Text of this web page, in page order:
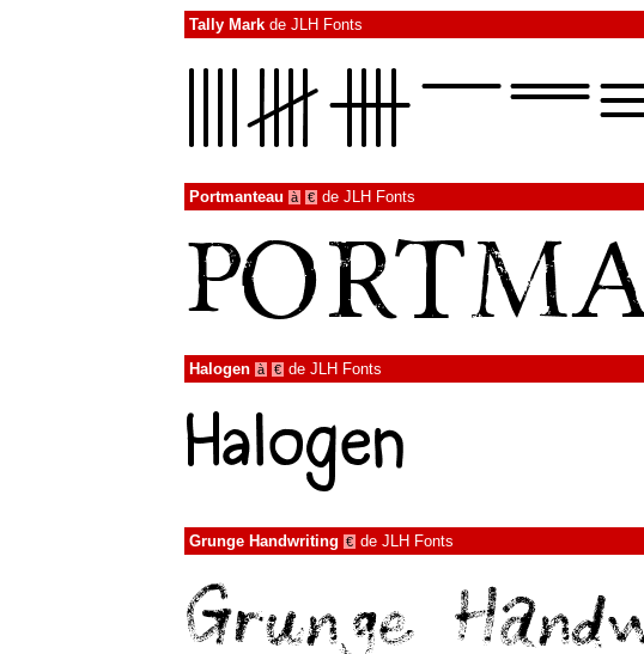
Tally Mark de JLH Fonts
Portmanteau à € de JLH Fonts
Halogen à € de JLH Fonts
Grunge Handwriting € de JLH Fonts